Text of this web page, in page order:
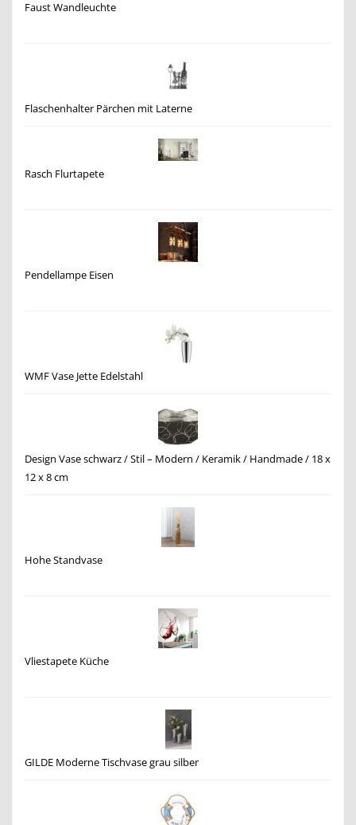
Faust Wandleuchte
Flaschenhalter Pärchen mit Laterne
Rasch Flurtapete
Pendellampe Eisen
WMF Vase Jette Edelstahl
Design Vase schwarz / Stil – Modern / Keramik / Handmade / 18 x
12 x 8 cm
Hohe Standvase
Vliestapete Küche
GILDE Moderne Tischvase grau silber